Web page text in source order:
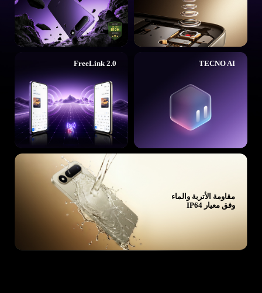
TECNO AI
FreeLink 2.0
مقاومة الأتربة والماء
وفق معيار IP64